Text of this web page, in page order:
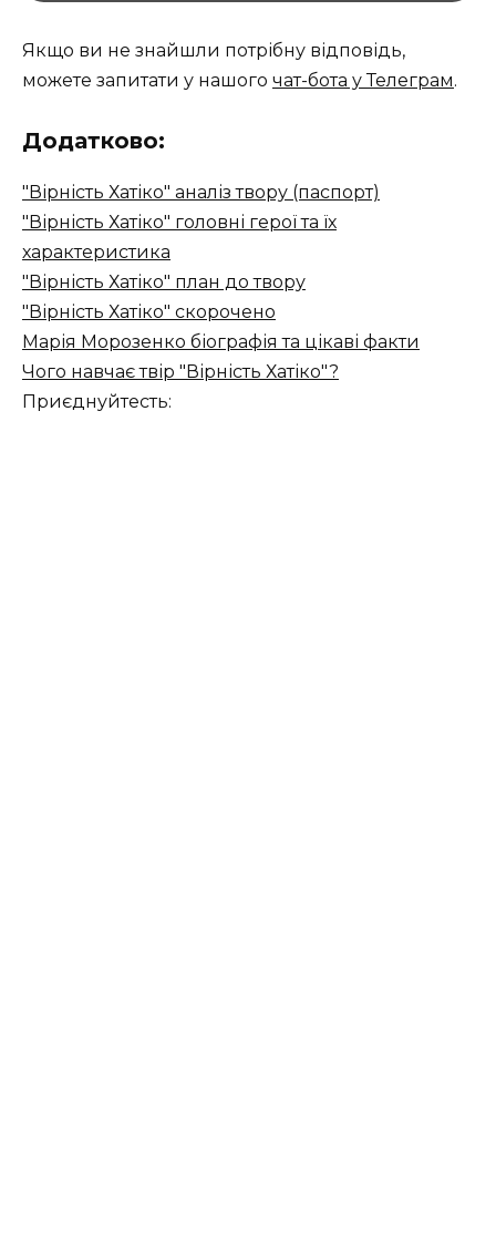
Якщо ви не знайшли потрібну відповідь,
можете запитати у нашого чат-бота у Телеграм.
Додатково:
"Вірність Хатіко" аналіз твору (паспорт)
"Вірність Хатіко" головні герої та їх
характеристика
"Вірність Хатіко" план до твору
"Вірність Хатіко" скорочено
Марія Морозенко біографія та цікаві факти
Чого навчає твір "Вірність Хатіко"?
Приєднуйтесть: